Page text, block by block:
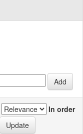
In order